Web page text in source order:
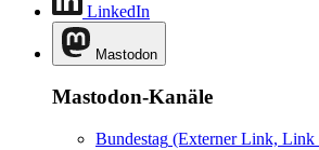
LinkedIn
Mastodon
Mastodon-Kanäle
Bundestag (Externer Link, Link